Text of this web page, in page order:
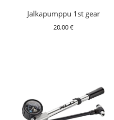
Jalkapumppu 1st gear
20,00€